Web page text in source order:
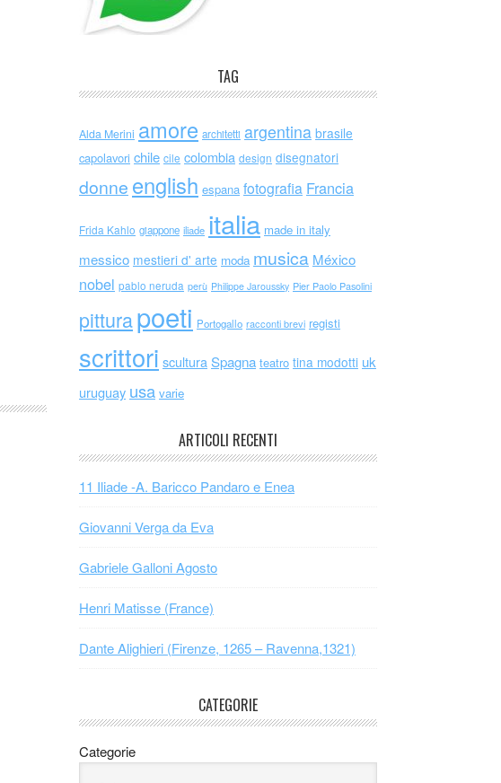
TAG
Alda Merini amore architetti argentina brasile
capolavori chile cile colombia design disegnatori
donne english espana fotografia Francia
Frida Kahlo giappone iliade italia made in italy
messico mestieri d' arte moda musica México
nobel pablo neruda perù Philippe Jaroussky Pier Paolo Pasolini
pitturapoeti Portogallo racconti brevi registi
scrittori scultura Spagna teatro tina modotti uk
uruguay usa varie
ARTICOLI RECENTI
11 Iliade -A. Baricco Pandaro e Enea
Giovanni Verga da Eva
Gabriele Galloni Agosto
Henri Matisse (France)
Dante Alighieri (Firenze, 1265 – Ravenna,1321)
CATEGORIE
Categorie